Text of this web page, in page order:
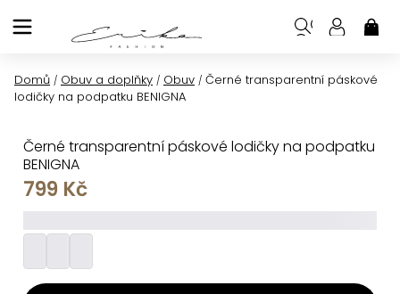
na
Domů / Obuv a doplňky / Obuv / Černé transparentní páskové
lodičky na podpatku BENIGNA
Černé transparentní páskové lodičky na podpatku
BENIGNA
799 Kč